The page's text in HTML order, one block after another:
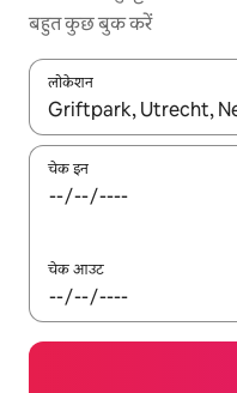
बहुत कुछ बुक करें
लोकेशन
नतीजों के उपलब्ध होने पर,
चेक इन
चेक आउट